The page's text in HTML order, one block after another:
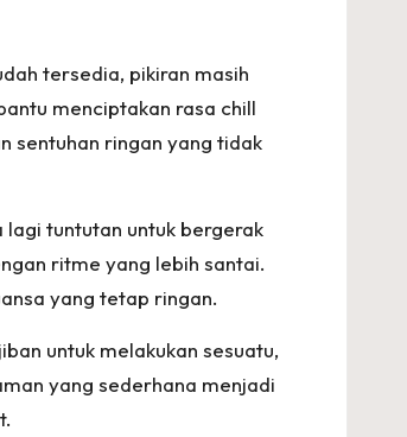
tersedia, pikiran masih
menciptakan rasa chill
sentuhan ringan yang tidak
tuntutan untuk bergerak
ritme yang lebih santai.
yang tetap ringan.
untuk melakukan sesuatu,
yang sederhana menjadi